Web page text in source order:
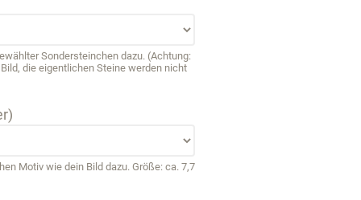
Sondersteinchen dazu. (Achtung:
die eigentlichen Steine werden nicht
Motiv wie dein Bild dazu. Größe: ca. 7,7